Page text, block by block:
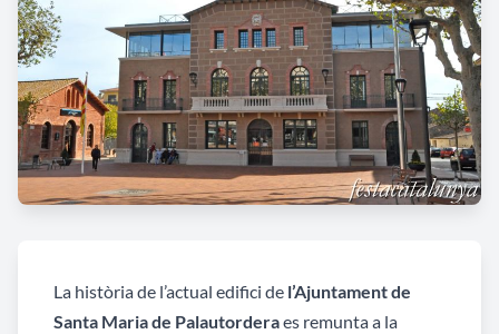
La història de l’actual edifici de l’Ajuntament de
Santa Maria de Palautorderaes remunta a la